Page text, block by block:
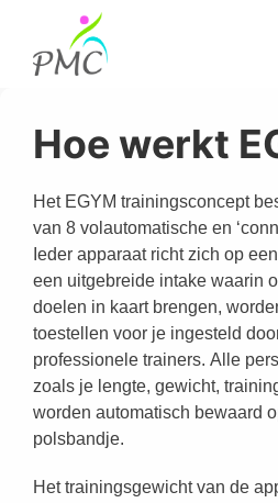
Hoe werkt
Het EGYM trainingsconcept
van 8 volautomatische en
Ieder apparaat richt zich op
een uitgebreide intake waarin
doelen in kaart brengen,
toestellen voor je ingesteld
professionele trainers. Alle
zoals je lengte, gewicht,
worden automatisch bewaard
polsbandje.
Het trainingsgewicht van de